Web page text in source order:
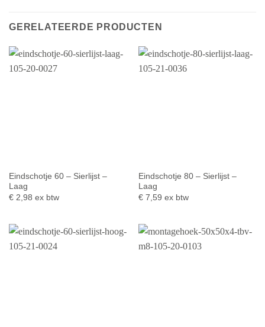
GERELATEERDE PRODUCTEN
Eindschotje 60 – Sierlijst –
Laag
€2,98 ex btw
Eindschotje 80 – Sierlijst –
Laag
€7,59 ex btw